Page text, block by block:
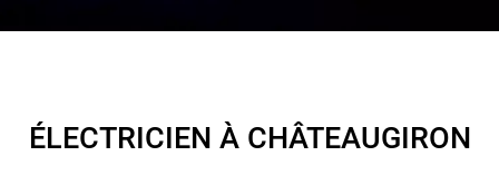
ÉLECTRICIEN À CHÂTEAUGIRON